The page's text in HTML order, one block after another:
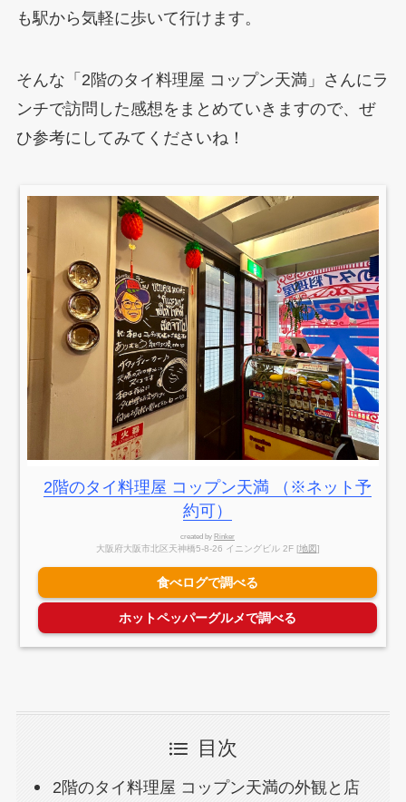
も駅から気軽に歩いて行けます。
そんな「2階のタイ料理屋 コップン天満」さんにラ
ンチで訪問した感想をまとめていきますので、ぜ
ひ参考にしてみてくださいね！
2階のタイ料理屋 コップン天満 （※ネット予
約可）
created by Rinker
大阪府大阪市北区天神橋5-8-26 イニングビル 2F [地図]
食べログで調べる
ホットペッパーグルメで調べる
目次
2階のタイ料理屋 コップン天満の外観と店